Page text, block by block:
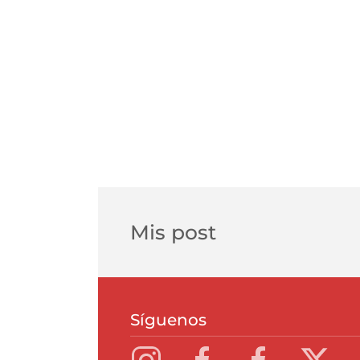
Mis post
Síguenos